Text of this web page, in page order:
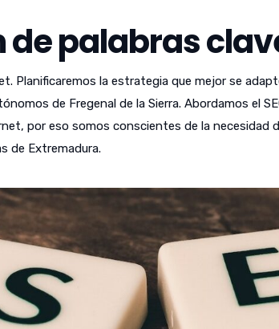
palabras
Planificaremos la estrategia que mejor se
de Fregenal de la Sierra. Abordamos el
por eso somos conscientes de la necesidad
de Extremadura.